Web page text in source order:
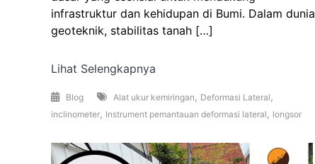
infrastruktur dan kehidupan di Bumi. Dalam dunia
geoteknik, stabilitas tanah […]
Lihat Selengkapnya
Blog Alat ukur kemiringan , Deformasi Lateral ,
inclinometer, Instrument pemantauan deformasi lateral , longsor